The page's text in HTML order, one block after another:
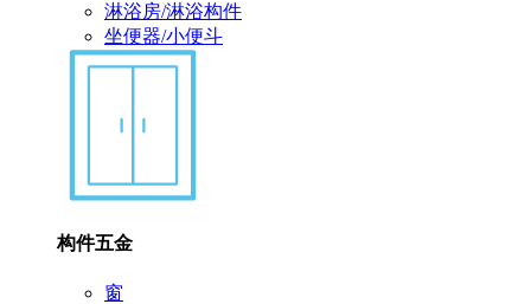
淋浴房/淋浴构件
坐便器/小便斗
构件五金
窗